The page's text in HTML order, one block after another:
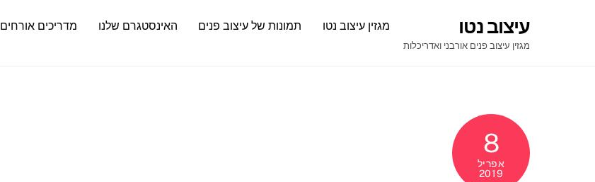
עיצוב נטו
מגזין עיצוב פנים אורבני ואדריכלות
מגזין עיצוב נטו תמונות של עיצוב פנים האינסטגרם שלנו מדריכים אורחים
8
אפריל
2019